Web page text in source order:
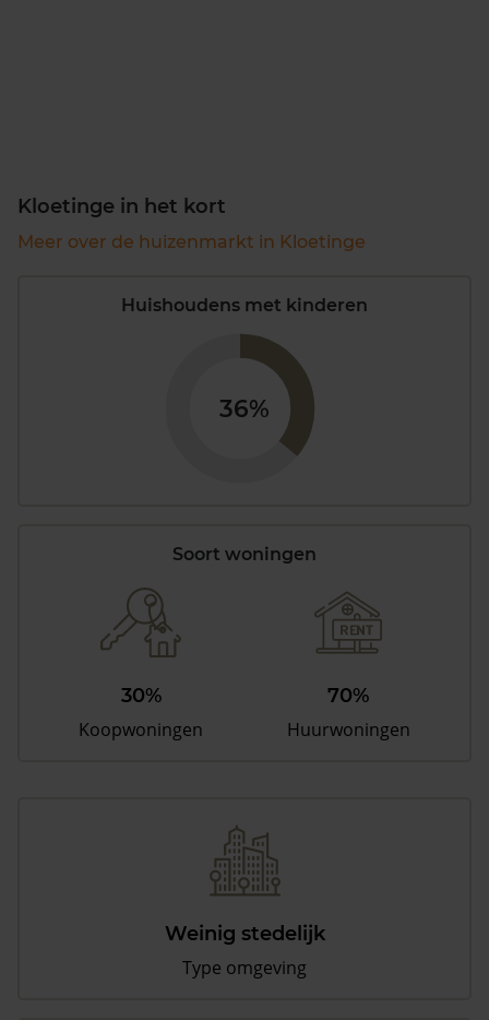
Kloetinge in het kort
Meer over de huizenmarkt in Kloetinge
Huishoudens met kinderen
36%
Soort woningen
30%
Koopwoningen
70%
Huurwoningen
Weinig stedelijk
Type omgeving